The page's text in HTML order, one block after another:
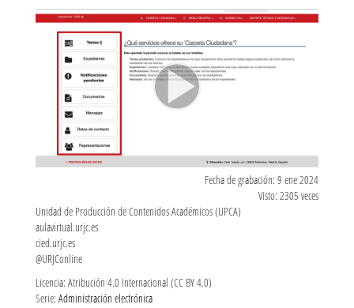
Fecha de grabación: 9 ene 2024
Visto: 2305 veces
Unidad de Producción de Contenidos Académicos (UPCA)
aulavirtual.urjc.es
cied.urjc.es
@URJConline
Licencia: Atribución 4.0 Internacional (CC BY 4.0)
Serie: Administración electrónica